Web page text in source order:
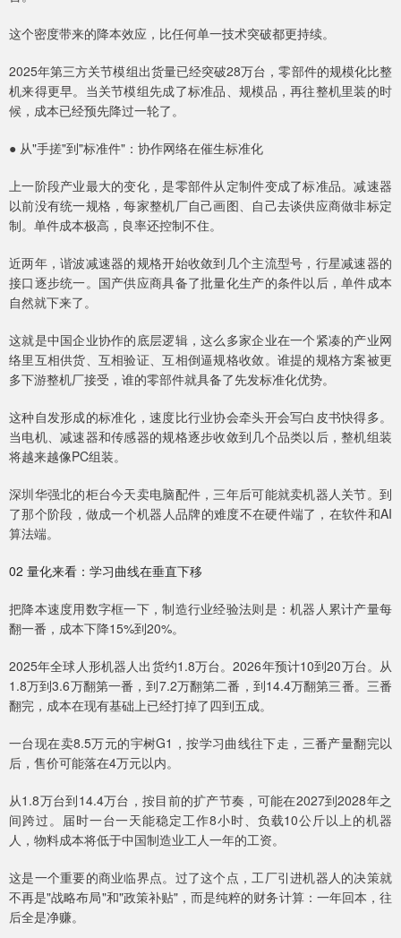
这个密度带来的降本效应，比任何单一技术突破都更持续。
2025年第三方关节模组出货量已经突破28万台，零部件的规模化比整
机来得更早。当关节模组先成了标准品、规模品，再往整机里装的时
候，成本已经预先降过一轮了。
● 从"手搓"到"标准件"：协作网络在催生标准化
上一阶段产业最大的变化，是零部件从定制件变成了标准品。减速器
以前没有统一规格，每家整机厂自己画图、自己去谈供应商做非标定
制。单件成本极高，良率还控制不住。
近两年，谐波减速器的规格开始收敛到几个主流型号，行星减速器的
接口逐步统一。国产供应商具备了批量化生产的条件以后，单件成本
自然就下来了。
这就是中国企业协作的底层逻辑，这么多家企业在一个紧凑的产业网
络里互相供货、互相验证、互相倒逼规格收敛。谁提的规格方案被更
多下游整机厂接受，谁的零部件就具备了先发标准化优势。
这种自发形成的标准化，速度比行业协会牵头开会写白皮书快得多。
当电机、减速器和传感器的规格逐步收敛到几个品类以后，整机组装
将越来越像PC组装。
深圳华强北的柜台今天卖电脑配件，三年后可能就卖机器人关节。到
了那个阶段，做成一个机器人品牌的难度不在硬件端了，在软件和AI
算法端。
02 量化来看：学习曲线在垂直下移
把降本速度用数字框一下，制造行业经验法则是：机器人累计产量每
翻一番，成本下降15%到20%。
2025年全球人形机器人出货约1.8万台。2026年预计10到20万台。从
1.8万到3.6万翻第一番，到7.2万翻第二番，到14.4万翻第三番。三番
翻完，成本在现有基础上已经打掉了四到五成。
一台现在卖8.5万元的宇树G1，按学习曲线往下走，三番产量翻完以
后，售价可能落在4万元以内。
从1.8万台到14.4万台，按目前的扩产节奏，可能在2027到2028年之
间跨过。届时一台一天能稳定工作8小时、负载10公斤以上的机器
人，物料成本将低于中国制造业工人一年的工资。
这是一个重要的商业临界点。过了这个点，工厂引进机器人的决策就
不再是"战略布局"和"政策补贴"，而是纯粹的财务计算：一年回本，往
后全是净赚。